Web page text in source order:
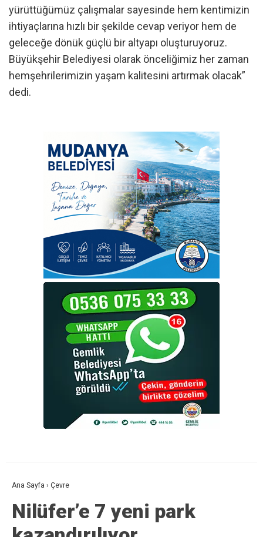
yürüttüğümüz çalışmalar sayesinde hem kentimizin
ihtiyaçlarına hızlı bir şekilde cevap veriyor hem de
geleceğe dönük güçlü bir altyapı oluşturuyoruz.
Büyükşehir Belediyesi olarak önceliğimiz her zaman
hemşehrilerimizin yaşam kalitesini artırmak olacak”
dedi.
Ana Sayfa › Çevre
Nilüfer’e 7 yeni park